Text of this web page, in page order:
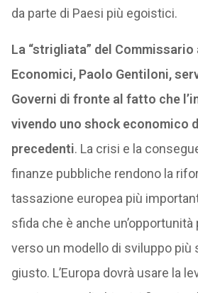
da parte di Paesi più egoistici.
La “strigliata” del
Economici, Paolo Gentiloni,
Governi di fronte al fatto che
vivendo uno shock economico
precedenti. La crisi e la
finanze pubbliche rendono la
tassazione europea più
sfida che è anche
verso un modello di sviluppo più
giusto. L’Europa dovrà usare la